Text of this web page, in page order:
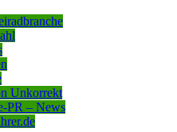
Unkorrekt
PR – News